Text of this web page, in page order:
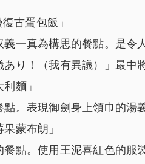
古蛋包飯」
義一真為構思的餐點。是令
あり！（我有異議）」最中
麵」
。表現御劍身上領巾的湯
蒙布朗」
餐點。使用王泥喜紅色的服